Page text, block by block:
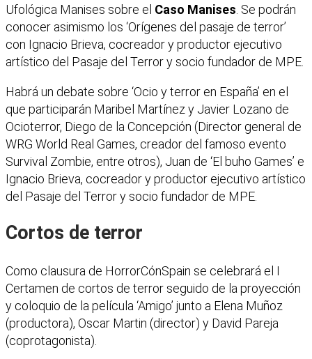
Ufológica Manises sobre el Caso Manises . Se podrán
conocer asimismo los ‘Orígenes del pasaje de terror’
con Ignacio Brieva, cocreador y productor ejecutivo
artístico del Pasaje del Terror y socio fundador de MPE.
Habrá un debate sobre ‘Ocio y terror en España’ en el
que participarán Maribel Martínez y Javier Lozano de
Ocioterror, Diego de la Concepción (Director general de
WRG World Real Games, creador del famoso evento
Survival Zombie, entre otros), Juan de ‘El buho Games’ e
Ignacio Brieva, cocreador y productor ejecutivo artístico
del Pasaje del Terror y socio fundador de MPE.
Cortos de terror
Como clausura de HorrorCónSpain se celebrará el I
Certamen de cortos de terror seguido de la proyección
y coloquio de la película ‘Amigo’ junto a Elena Muñoz
(productora), Oscar Martin (director) y David Pareja
(coprotagonista).